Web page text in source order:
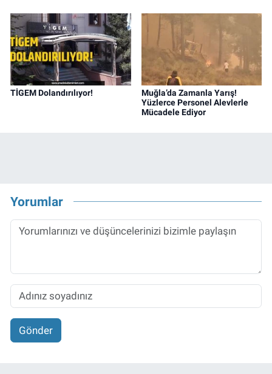
TİGEM Dolandırılıyor!
Muğla’da Zamanla Yarış!
Yüzlerce Personel Alevlerle
Mücadele Ediyor
Yorumlar
Gönder